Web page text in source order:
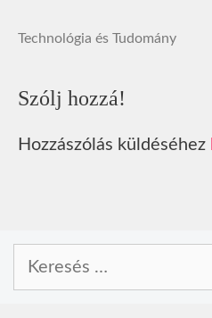
Technológia és Tudomány
Szólj hozzá!
Hozzászólás küldéséhez